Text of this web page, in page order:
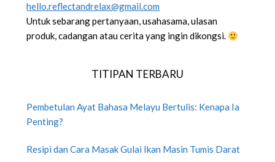
hello.reflectandrelax@gmail.com
Untuk sebarang pertanyaan, usahasama, ulasan
produk, cadangan atau cerita yang ingin dikongsi.
TITIPAN TERBARU
Pembetulan Ayat Bahasa Melayu Bertulis: Kenapa Ia
Penting?
Resipi dan Cara Masak Gulai Ikan Masin Tumis Darat